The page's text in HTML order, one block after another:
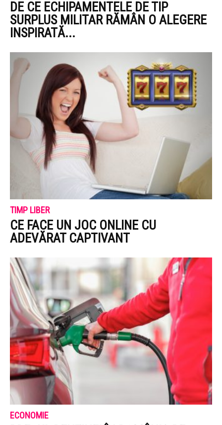
DE CE ECHIPAMENTELE DE TIP
SURPLUS MILITAR RĂMÂN O ALEGERE
INSPIRATĂ...
TIMP LIBER
CE FACE UN JOC ONLINE CU
ADEVĂRAT CAPTIVANT
ECONOMIE